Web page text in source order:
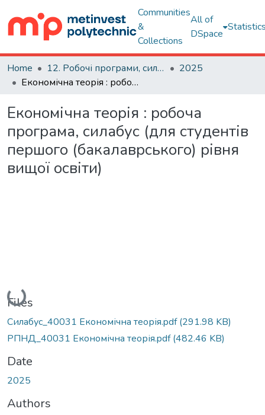
Communities
&
Collections
All of
DSpace
Home 12. Робочі програми, силабуси навчальних дисциплін
2025
Економічна теорія : робоча програма, силабус (для студентів першого (бакалаврського) рівня вищої освіти)
Економічна теорія : робоча
програма, силабус (для студентів
першого (бакалаврського) рівня
вищої освіти)
Loading...
Files
Силабус_40031 Економічна теорія.pdf(291.98 KB)
РПНД_40031 Економічна теорія.pdf(482.46 KB)
Date
2025
Authors